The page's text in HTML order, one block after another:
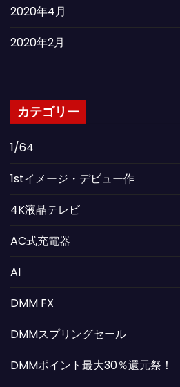
2020年4月
2020年2月
カテゴリー
1/64
1stイメージ・デビュー作
4K液晶テレビ
AC式充電器
AI
DMM FX
DMMスプリングセール
DMMポイント最大30％還元祭！